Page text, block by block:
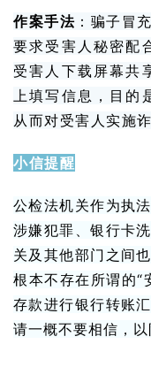
作案手法 ：骗子冒
要求受害人秘密配
受害人下载屏幕共
上填写信息，目的
从而对受害人实施诈
小信提醒
公检法机关作为执
涉嫌犯罪、银行卡
关及其他部门之间
根本不存在所谓的“
存款进行银行转账
请一概不要相信，以